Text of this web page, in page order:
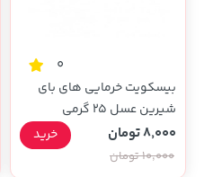
0
بیسکویت خرمایی های بای
شیرین عسل 25 گرمی
8,000 تومان
10,000 تومان
خرید